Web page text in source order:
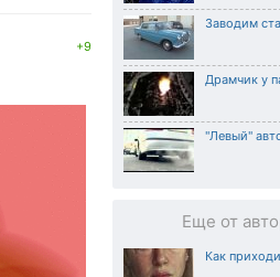
Заводим
Драмчик у
"Левый"
Еще от
Как
+9